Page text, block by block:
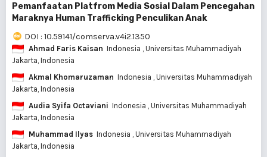
Pemanfaatan Platfrom Media Sosial Dalam Pencegahan
Maraknya Human Trafficking Penculikan Anak
DOI : 10.59141/comserva.v4i2.1350
Ahmad Faris Kaisan Indonesia , Universitas Muhammadiyah
Jakarta, Indonesia
Akmal Khomaruzaman Indonesia , Universitas Muhammadiyah
Jakarta, Indonesia
Audia Syifa Octaviani Indonesia , Universitas Muhammadiyah
Jakarta, Indonesia
Muhammad Ilyas Indonesia , Universitas Muhammadiyah
Jakarta, Indonesia